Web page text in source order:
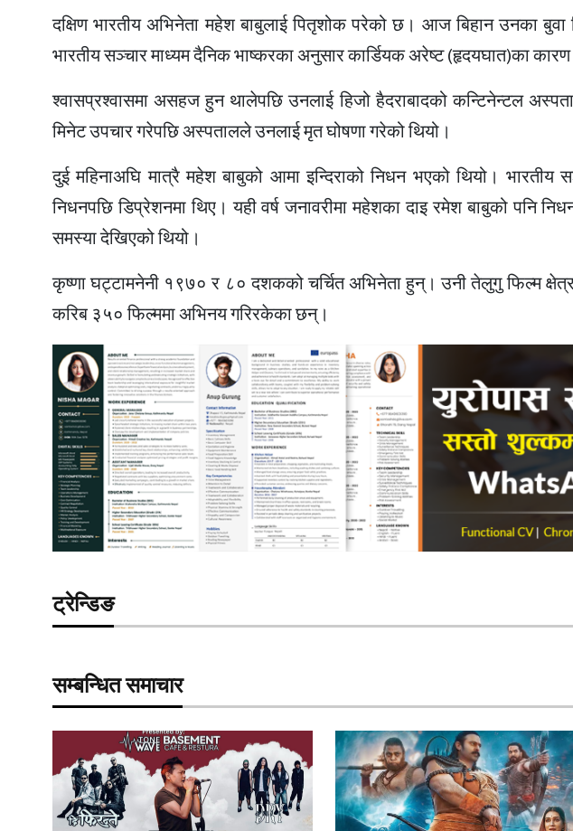
दक्षिण भारतीय अभिनेता महेश बाबुलाई पितृशोक परेको छ। आज बिहान उनका बुवा
भारतीय सञ्चार माध्यम दैनिक भाष्करका अनुसार कार्डियक अरेष्ट (हृदयघात)का
श्वासप्रश्वासमा असहज हुन थालेपछि उनलाई हिजो हैदराबादको कन्टिनेन्टल
मिनेट उपचार गरेपछि अस्पतालले उनलाई मृत घोषणा गरेको थियो।
दुई महिनाअघि मात्रै महेश बाबुको आमा इन्दिराको निधन भएको थियो। भारतीय
निधनपछि डिप्रेशनमा थिए। यही वर्ष जनावरीमा महेशका दाइ रमेश बाबुको पनि
समस्या देखिएको थियो।
कृष्णा घट्टामनेनी १९७० र ८० दशकको चर्चित अभिनेता हुन्। उनी तेलुगु फिल्म
करिब ३५० फिल्ममा अभिनय गरिरकेका छन्।
ट्रेन्डिङ
सम्बन्धित समाचार